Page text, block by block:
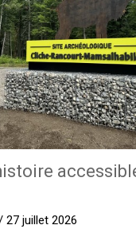
27 juillet 2026